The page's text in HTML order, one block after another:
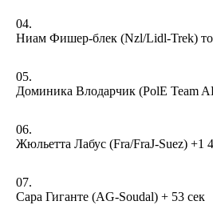
Ниам Фишер-блек (Nzl/Lidl-Trek)
Доминика Влодарчик (PolE Team
Жюльетта Лабус (Fra/FraJ-Suez) +1
Сара Гиганте (AG-Soudal) + 53 сек